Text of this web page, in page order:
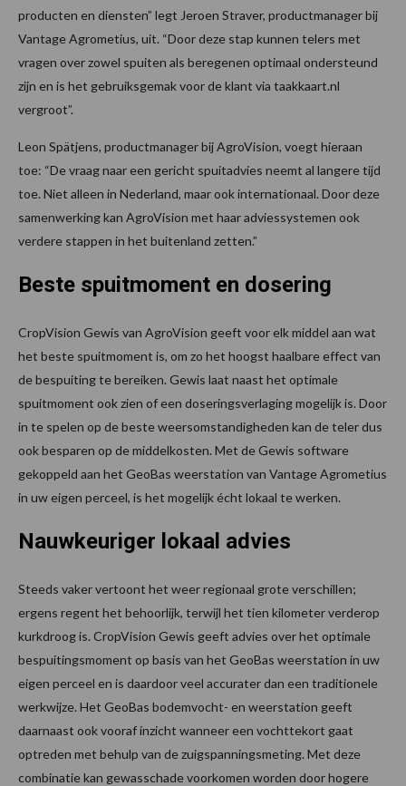
producten en diensten” legt Jeroen Straver, productmanager bij
Vantage Agrometius, uit. “Door deze stap kunnen telers met
vragen over zowel spuiten als beregenen optimaal ondersteund
zijn en is het gebruiksgemak voor de klant via taakkaart.nl
vergroot”.
Leon Spätjens, productmanager bij AgroVision, voegt hieraan
toe: “De vraag naar een gericht spuitadvies neemt al langere tijd
toe. Niet alleen in Nederland, maar ook internationaal. Door deze
samenwerking kan AgroVision met haar adviessystemen ook
verdere stappen in het buitenland zetten.”
Beste spuitmoment en dosering
CropVision Gewis van AgroVision geeft voor elk middel aan wat
het beste spuitmoment is, om zo het hoogst haalbare effect van
de bespuiting te bereiken. Gewis laat naast het optimale
spuitmoment ook zien of een doseringsverlaging mogelijk is. Door
in te spelen op de beste weersomstandigheden kan de teler dus
ook besparen op de middelkosten. Met de Gewis software
gekoppeld aan het GeoBas weerstation van Vantage Agrometius
in uw eigen perceel, is het mogelijk écht lokaal te werken.
Nauwkeuriger lokaal advies
Steeds vaker vertoont het weer regionaal grote verschillen;
ergens regent het behoorlijk, terwijl het tien kilometer verderop
kurkdroog is. CropVision Gewis geeft advies over het optimale
bespuitingsmoment op basis van het GeoBas weerstation in uw
eigen perceel en is daardoor veel accurater dan een traditionele
werkwijze. Het GeoBas bodemvocht- en weerstation geeft
daarnaast ook vooraf inzicht wanneer een vochttekort gaat
optreden met behulp van de zuigspanningsmeting. Met deze
combinatie kan gewasschade voorkomen worden door hogere